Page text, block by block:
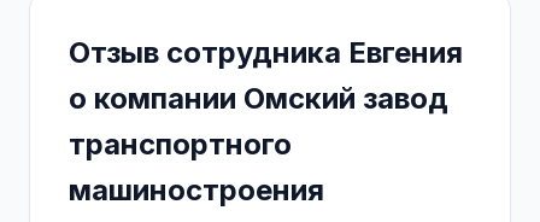
работу высококвалифицированных кадров.
На предприятии действует система
целевой контрактной подготовки
сотрудничаем с ведущими ВУЗами и
Отзыв сотрудника Евгения
о компании Омский завод
транспортного
машиностроения